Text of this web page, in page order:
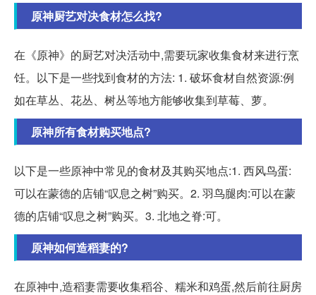
原神厨艺对决食材怎么找?
在《原神》的厨艺对决活动中,需要玩家收集食材来进行烹
饪。以下是一些找到食材的方法: 1. 破坏食材自然资源:例
如在草丛、花丛、树丛等地方能够收集到草莓、萝。
原神所有食材购买地点?
以下是一些原神中常见的食材及其购买地点:1. 西风鸟蛋:
可以在蒙德的店铺“叹息之树”购买。2. 羽鸟腿肉:可以在蒙
德的店铺“叹息之树”购买。3. 北地之脊:可。
原神如何造稻妻的?
在原神中,造稻妻需要收集稻谷、糯米和鸡蛋,然后前往厨房